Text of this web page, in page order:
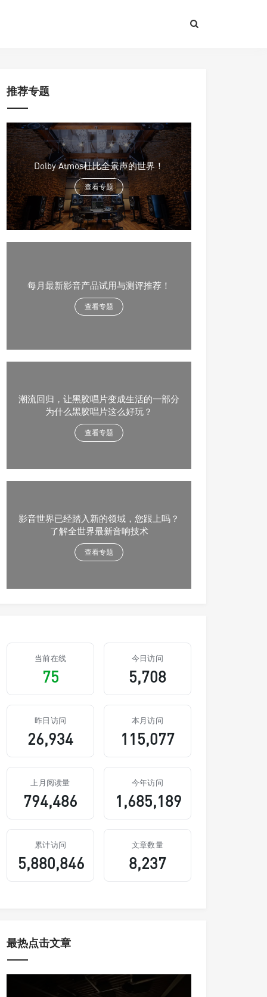
推荐专题
Dolby Atmos杜比全景声的世界！
查看专题
每月最新影音产品试用与测评推荐！
查看专题
潮流回归，让黑胶唱片变成生活的一部分
为什么黑胶唱片这么好玩？
查看专题
影音世界已经踏入新的领域，您跟上吗？
了解全世界最新音响技术
查看专题
当前在线
75
今日访问
5,708
昨日访问
26,934
本月访问
115,077
上月阅读量
794,486
今年访问
1,685,189
累计访问
5,880,846
文章数量
8,237
最热点击文章